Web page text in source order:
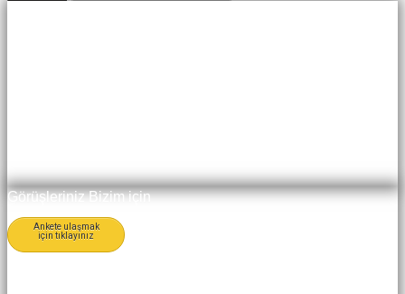
Görüşleriniz Bizim için
Ankete ulaşmak
için tıklayınız